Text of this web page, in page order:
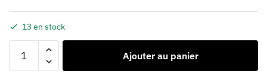
13 en stock
Ajouter au panier